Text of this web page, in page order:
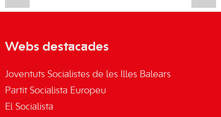
Webs destacades
Joventuts Socialistes de les Illes Balears
Partit Socialista Europeu
El Socialista